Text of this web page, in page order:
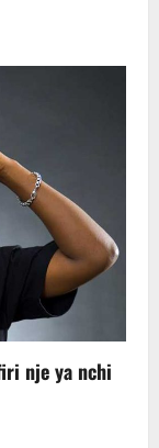
nje ya nchi